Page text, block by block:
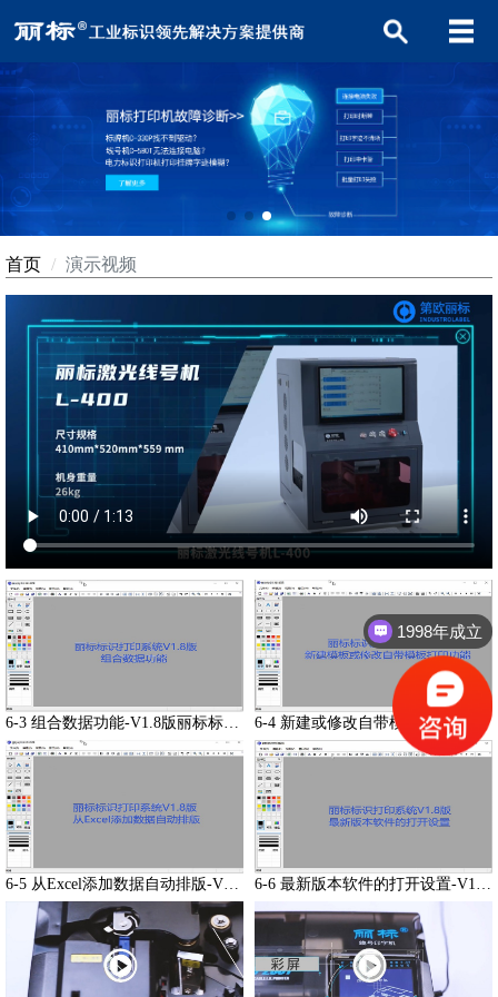
首页 演示视频
6-3 组合数据功能-V1.8版丽标标识打印系统 6-4 新建或修改自带模板并打印-V1.8版丽标标识打印系统
1998年成立